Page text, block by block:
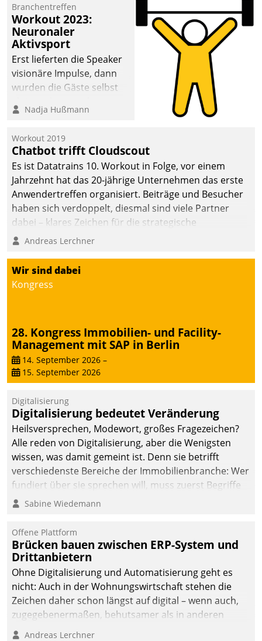
Branchentreffen
Workout 2023:
Neuronaler
Aktivsport
Erst lieferten die Speaker
visionäre Impulse, dann
wurden die Gäste selbst
methodisch
Quartier. Dazwischen
zeigte Datatrain, was es
Neues zu bieten hat.
Nadja Hußmann
Workout 2019
Chatbot trifft Cloudscout
Es ist Datatrains 10. Workout in Folge, vor einem
Jahrzehnt hat das 20-jährige Unternehmen das erste
Anwendertreffen organisiert. Beiträge und Besucher
haben sich verdoppelt, diesmal sind viele Partner
dabei – klares Zeichen für die strategische
Fokussierung auf den Kunden.
Andreas Lerchner
Wir sind dabei
Kongress
28. Kongress Immobilien- und Facility-
Management mit SAP in Berlin
14. September 2026 –
15. September 2026
Digitalisierung
Digitalisierung bedeutet Veränderung
Heilsversprechen, Modewort, großes Fragezeichen?
Alle reden von Digitalisierung, aber die Wenigsten
wissen, was damit gemeint ist. Denn sie betrifft
verschiedenste Bereiche der Immobilienbranche: Wer
fundiert über sie sprechen will, muss zuerst Begriffe
klären. Ein Aspekt ist die betriebliche Optimierung:
Einsparungen durch optimierte und automatisierte
Prozesse. Doch man darf nicht zu viel erwarten: Allein
mit der Einführung einer neuen Software ist es nicht
getan. Die Digitalisierung erfordert von Unternehmen
die Bereitschaft, sich zu überprüfen, zu hinterfragen
und zu verändern.
Sabine Wiedemann
Offene Plattform
Brücken bauen zwischen ERP-System und
Drittanbietern
Ohne Digitalisierung und Automatisierung geht es
nicht: Auch in der Wohnungswirtschaft stehen die
Zeichen daher schon längst auf digital – wenn auch,
zugegebenermaßen, behutsamer als in anderen
Branchen.
Andreas Lerchner